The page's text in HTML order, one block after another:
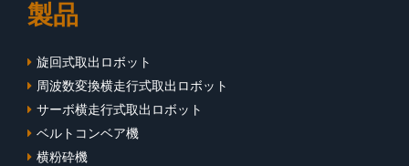
製品
旋回式取出ロボット
周波数変換横走行式取出ロボット
サーボ横走行式取出ロボット
ベルトコンベア機
横粉砕機